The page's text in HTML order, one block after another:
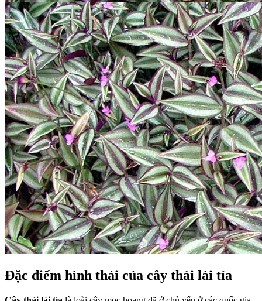
Đặc điểm hình thái của cây thài lài tía